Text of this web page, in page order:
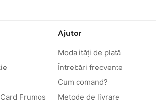
Frumos
Ajutor
Modalități de plată
Întrebări frecvente
Cum comand?
Metode de livrare